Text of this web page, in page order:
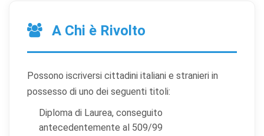
A Chi è Rivolto
Possono iscriversi cittadini italiani e stranieri in
possesso di uno dei seguenti titoli:
Diploma di Laurea, conseguito
antecedentemente al 509/99